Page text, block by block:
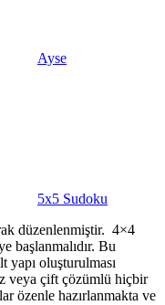
Ayse
5x5 Sudoku
düzenlenmiştir. 4×4
başlanmalıdır. Bu
yapı oluşturulması
veya çift çözümlü hiçbir
özenle hazırlanmakta ve